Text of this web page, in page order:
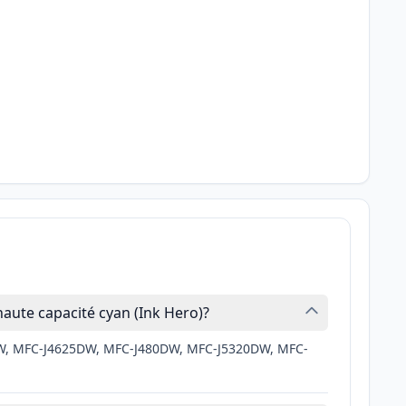
capacité cyan (Ink Hero)?
J4625DW, MFC-J480DW, MFC-J5320DW, MFC-